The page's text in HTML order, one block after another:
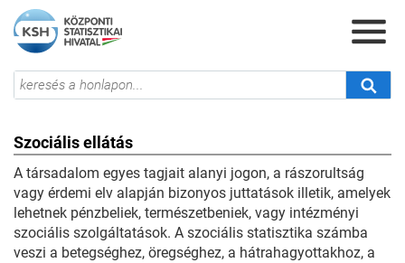
Szociális ellátás
A társadalom egyes tagjait alanyi jogon, a rászorultság
vagy érdemi elv alapján bizonyos juttatások illetik, amelyek
lehetnek pénzbeliek, természetbeniek, vagy intézményi
szociális szolgáltatások. A szociális statisztika számba
veszi a betegséghez, öregséghez, a hátrahagyottakhoz, a